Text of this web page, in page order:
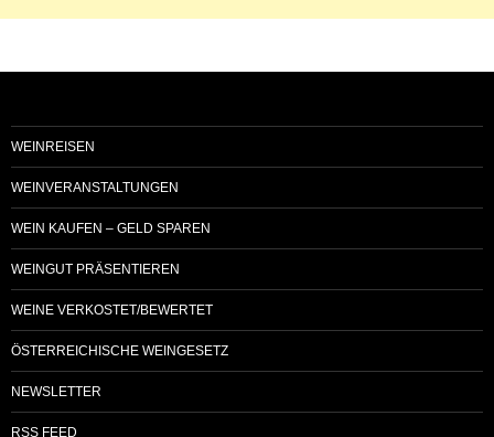
WEINREISEN
WEINVERANSTALTUNGEN
WEIN KAUFEN – GELD SPAREN
WEINGUT PRÄSENTIEREN
WEINE VERKOSTET/BEWERTET
ÖSTERREICHISCHE WEINGESETZ
NEWSLETTER
RSS FEED